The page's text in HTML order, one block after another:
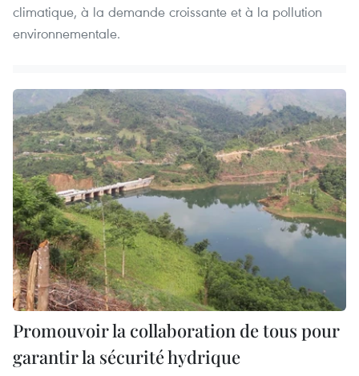
climatique, à la demande croissante et à la pollution
environnementale.
Promouvoir la collaboration de tous pour
garantir la sécurité hydrique